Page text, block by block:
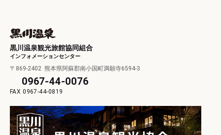
黒川温泉観光旅館協同組合
インフォメーションセンター
〒869-2402 熊本県阿蘇郡南小国町満願寺6594-3
0967-44-0076
0967-44-0819